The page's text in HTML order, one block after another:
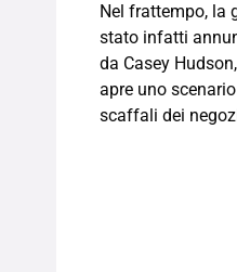
Nel frattempo, la
stato infatti
da Casey
apre uno
scaffali dei